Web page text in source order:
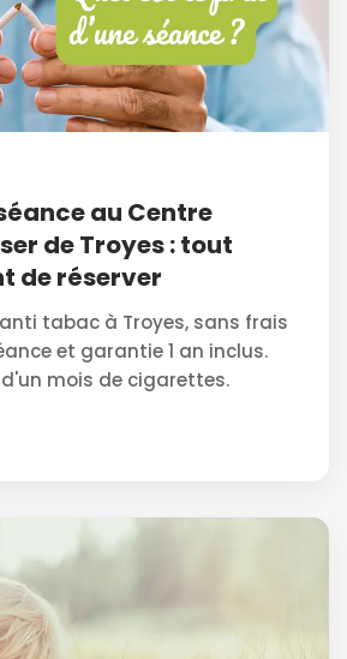
au Centre
de Troyes : tout
de réserver
tabac à Troyes, sans frais
et garantie 1 an inclus.
mois de cigarettes.